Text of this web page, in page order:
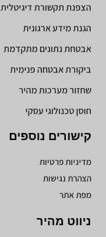
ניווט מהיר
קישורים נוספים
מדיניות פרטיות
הצהרת נגישות
מפת אתר
הצפנת תקשורת דיגיטלית
הגנת מידע ארגונית
אבטחת נתונים מתקדמת
ביקורת אבטחה פנימית
שחזור מערכות מהיר
חוסן טכנולוגי עסקי